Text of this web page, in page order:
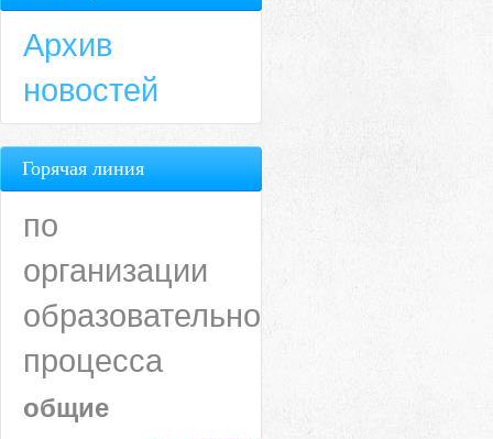
Архив
новостей
Горячая линия
по
организации
образовательного
процесса
общие